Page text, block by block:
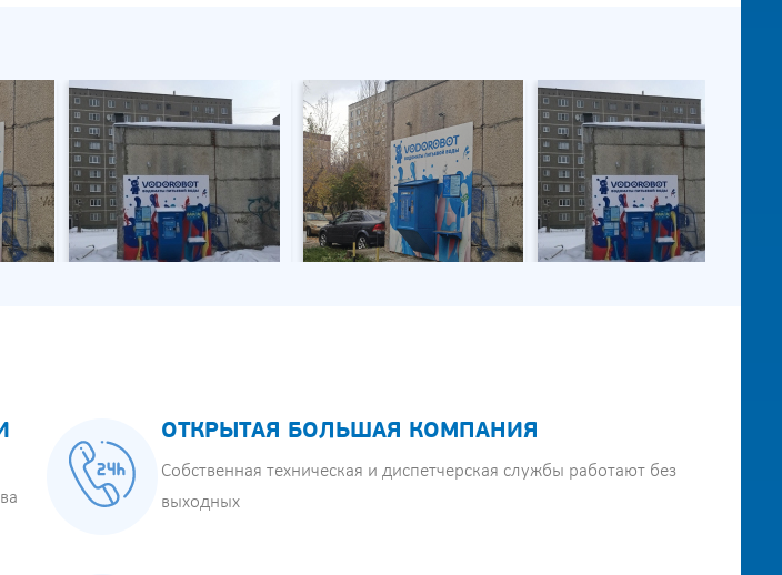
ОТКРЫТАЯ БОЛЬШАЯ КОМПАНИЯ
Собственная техническая и диспетчерская службы работают без
выходных